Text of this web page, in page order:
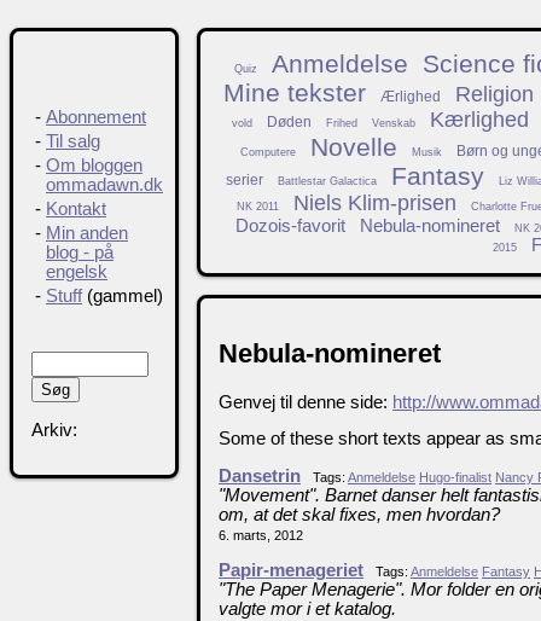
Quiz Anmeldelse
Science
Mine tekster
Ærlighed Religion
vold Døden Frihed Venskab Kærlighed
Computere Novelle Musik
Børn og
serier
Battlestar Galactica Fantasy Liz
NK 2011 Niels Klim-prisen Charlotte
Dozois-favorit Nebula-nomineret
NK
2015
Nebula-nomineret
Genvej til denne side: http://
Some of these short texts appear as
Dansetrin
Tags: Anmeldelse Hugo-finalist Nancy
"Movement". Barnet danser helt
om, at det skal fixes, men hvordan?
6. marts, 2012
Papir-menageriet Tags: Anmeldelse Fantasy
"The Paper Menagerie". Mor folder en
valgte mor i et katalog.
- Abonnement
- Til salg
- Om bloggen
ommadawn.dk
- Kontakt
- Min anden
blog - på
engelsk
- Stuff(gammel)
Arkiv: